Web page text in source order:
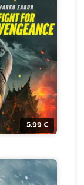
5.99 €